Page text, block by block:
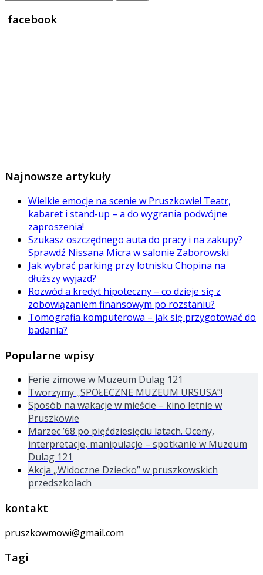
facebook
Najnowsze artykuły
Wielkie emocje na scenie w Pruszkowie! Teatr,
kabaret i stand-up – a do wygrania podwójne
zaproszenia!
Szukasz oszczędnego auta do pracy i na zakupy?
Sprawdź Nissana Micra w salonie Zaborowski
Jak wybrać parking przy lotnisku Chopina na
dłuższy wyjazd?
Rozwód a kredyt hipoteczny – co dzieje się z
zobowiązaniem finansowym po rozstaniu?
Tomografia komputerowa – jak się przygotować do
badania?
Popularne wpisy
Ferie zimowe w Muzeum Dulag 121
Tworzymy „SPOŁECZNE MUZEUM URSUSA”!
Sposób na wakacje w mieście – kino letnie w
Pruszkowie
Marzec ’68 po pięćdziesięciu latach. Oceny,
interpretacje, manipulacje – spotkanie w Muzeum
Dulag 121
Akcja „Widoczne Dziecko” w pruszkowskich
przedszkolach
kontakt
pruszkowmowi@gmail.com
Tagi